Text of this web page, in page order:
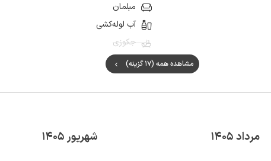
مبلمان
آب لوله‌کشی
جکوزی
مشاهده همه (17 گزینه)
مرداد 1405 شهریور 1405